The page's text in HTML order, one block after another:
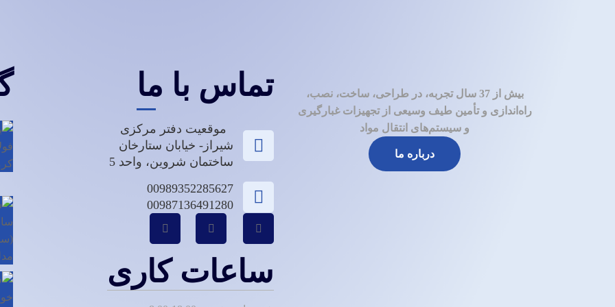
بیش از 37 سال تجربه، در طراحی، ساخت، نصب،
راه‌اندازی و تأمین طیف وسیعی از تجهیزات غبارگیری
و سیستم‌های انتقال مواد
درباره ما
تماس با ما
موقعیت دفتر مرکزی
شیراز- خیابان ستارخان
ساختمان شروین، واحد 5
00989352285627
00987136491280
ساعات کاری